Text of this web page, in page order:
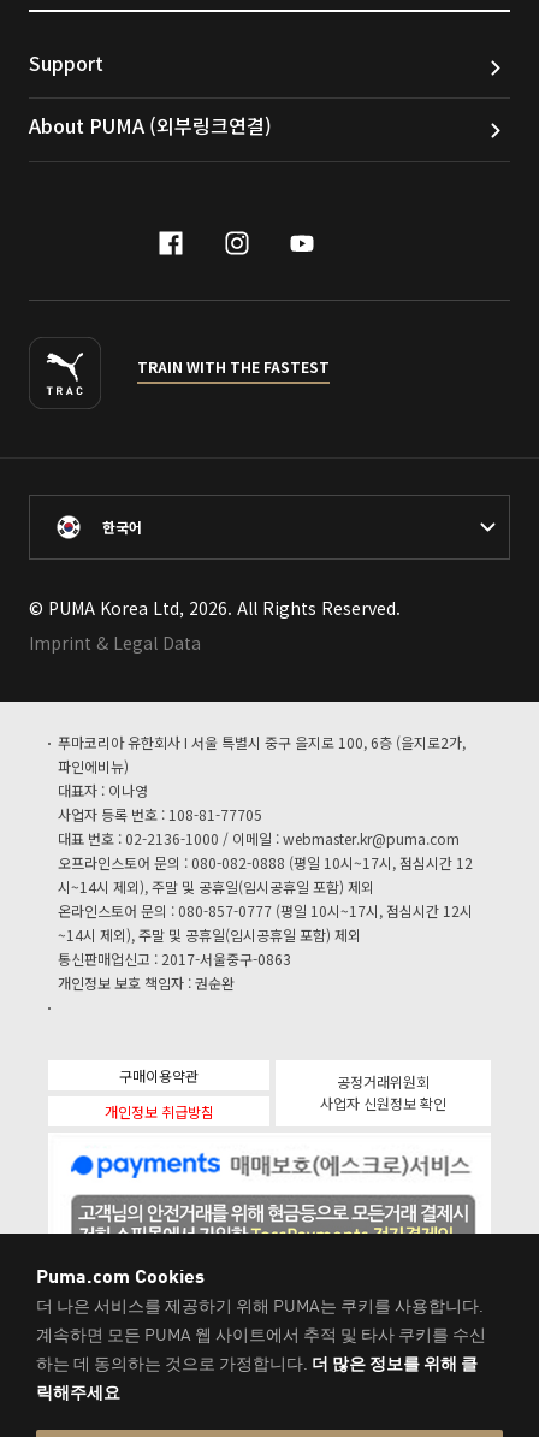
Support
About PUMA (외부링크연결)
facebook
instagram
youtube
TRAIN WITH THE FASTEST
한국어
© PUMA Korea Ltd, 2026. All Rights Reserved.
Imprint & Legal Data
푸마코리아 유한회사 I 서울 특별시 중구 을지로 100, 6층 (을지로2가,
파인에비뉴)
대표자 : 이나영
사업자 등록 번호 : 108-81-77705
대표 번호 : 02-2136-1000 / 이메일 :webmaster.kr@puma.com
오프라인스토어 문의 : 080-082-0888 (평일 10시~17시, 점심시간 12
시~14시 제외), 주말 및 공휴일(임시공휴일 포함) 제외
온라인스토어 문의 : 080-857-0777 (평일 10시~17시, 점심시간 12시
~14시 제외), 주말 및 공휴일(임시공휴일 포함) 제외
통신판매업신고 : 2017-서울중구-0863
개인정보 보호 책임자 : 권순완
구매이용약관
개인정보 취급방침
공정거래위원회
사업자 신원정보 확인